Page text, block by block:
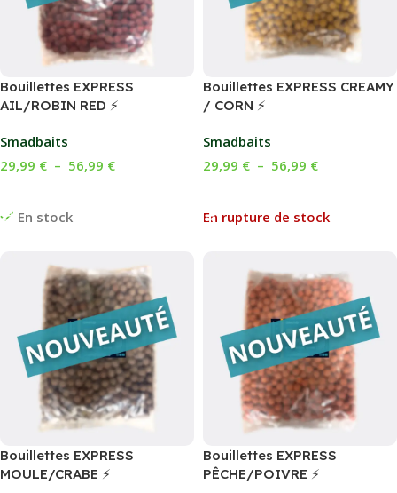
Bouillettes EXPRESS
AIL/ROBIN RED ⚡
Smadbaits
En stock
29,99 € – 56,99 €
Bouillettes EXPRESS CREAMY
/ CORN ⚡
Smadbaits
En rupture de stock
29,99 € – 56,99 €
Bouillettes EXPRESS
MOULE/CRABE ⚡
Bouillettes EXPRESS
PÊCHE/POIVRE ⚡